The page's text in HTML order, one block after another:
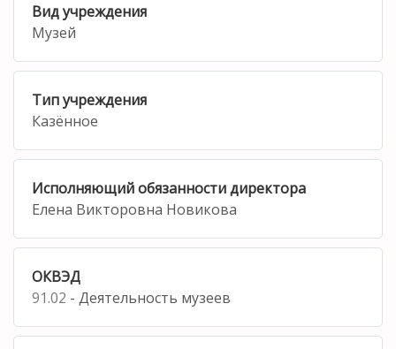
Вид учреждения
Музей
Тип учреждения
Казённое
Исполняющий обязанности директора
Елена Викторовна Новикова
ОКВЭД
91.02 - Деятельность музеев